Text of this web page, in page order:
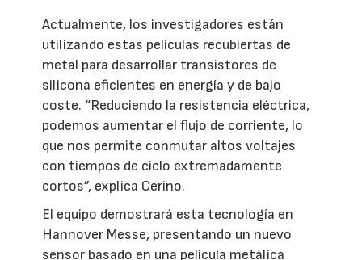
Actualmente, los investigadores están
utilizando estas películas recubiertas de
metal para desarrollar transistores de
silicona eficientes en energía y de bajo
coste. “Reduciendo la resistencia eléctrica,
podemos aumentar el flujo de corriente, lo
que nos permite conmutar altos voltajes
con tiempos de ciclo extremadamente
cortos”, explica Cerino.
El equipo demostrará esta tecnología en
Hannover Messe, presentando un nuevo
sensor basado en una película metálica